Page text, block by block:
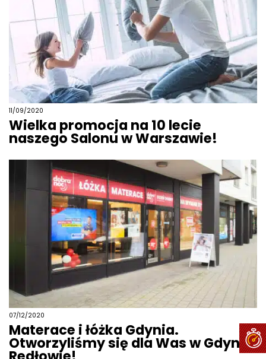
11/09/2020
Wielka promocja na 10 lecie
naszego Salonu w Warszawie!
07/12/2020
Materace i łóżka Gdynia.
Otworzyliśmy się dla Was w Gdyni